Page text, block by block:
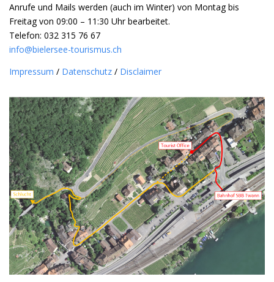
Anrufe und Mails werden (auch im Winter) von Montag bis
Freitag von 09:00 – 11:30 Uhr bearbeitet.
Telefon: 032 315 76 67
info@bielersee-tourismus.ch
Impressum / Datenschutz / Disclaimer